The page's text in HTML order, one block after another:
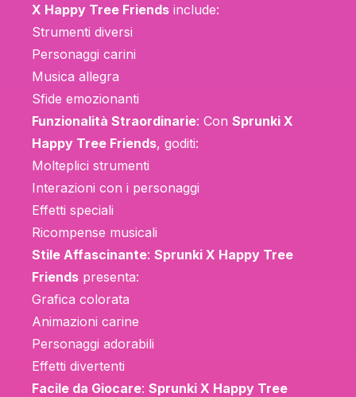
X Happy Tree Friends include:
Strumenti diversi
Personaggi carini
Musica allegra
Sfide emozionanti
Funzionalità Straordinarie: Con Sprunki X
Happy Tree Friends, goditi:
Molteplici strumenti
Interazioni con i personaggi
Effetti speciali
Ricompense musicali
Stile Affascinante: Sprunki X Happy Tree
Friends presenta:
Grafica colorata
Animazioni carine
Personaggi adorabili
Effetti divertenti
Facile da Giocare: Sprunki X Happy Tree